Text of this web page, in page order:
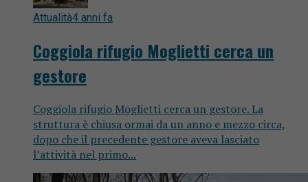
Attualità4 anni fa
Coggiola rifugio Moglietti cerca un
gestore
Coggiola rifugio Moglietti cerca un gestore. La
struttura è chiusa ormai da un anno e mezzo circa,
dopo che il precedente gestore aveva lasciato
l’attività nel primo...